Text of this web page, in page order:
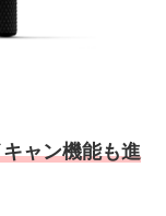
ャン機能も進